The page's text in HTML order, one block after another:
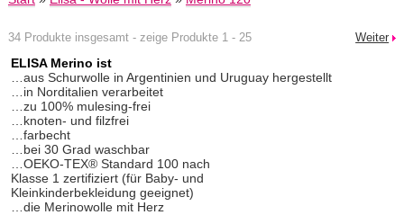
34 Produkte insgesamt - zeige Produkte 1 - 25 Weiter
ELISA Merino ist
…aus Schurwolle in Argentinien und Uruguay hergestellt
…in Norditalien verarbeitet
…zu 100% mulesing-frei
…knoten- und filzfrei
…farbecht
…bei 30 Grad waschbar
…OEKO-TEX® Standard 100 nach
Klasse 1 zertifiziert (für Baby- und
Kleinkinderbekleidung geeignet)
…die Merinowolle mit Herz